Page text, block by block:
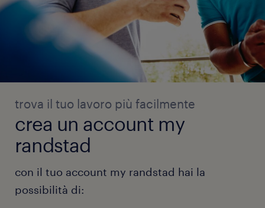
trova il tuo lavoro più facilmente
crea un account my
randstad
con il tuo account my randstad hai la
possibilità di: